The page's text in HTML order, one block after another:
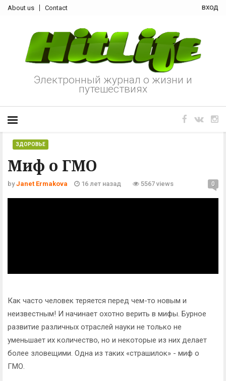
About us Contact вход
Электронный журнал о жизни и
путешествиях
Миф о ГМО
ЗДОРОВЬЕ
byJanet Ermakova 16 лет назад 5567 views 0
Как часто человек теряется перед чем-то новым и
неизвестным! И начинает охотно верить в мифы. Бурное
развитие различных отраслей науки не только не
уменьшает их количество, но и некоторые из них делает
более зловещими. Одна из таких «страшилок» - миф о
ГМО.